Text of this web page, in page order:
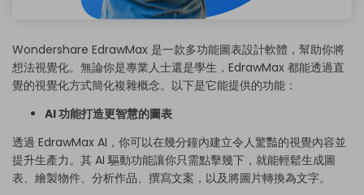
Wondershare EdrawMax 是一款多功能圖表設計軟體，幫助你將
想法視覺化。無論你是專業人士還是學生，EdrawMax 都能透過直
覺的視覺化方式簡化複雜概念。以下是它能提供的功能：
AI 功能打造更智慧的圖表
透過 EdrawMax AI，你可以在幾分鐘內建立令人驚豔的視覺內容並
提升生產力。其 AI 驅動功能讓你只需點擊幾下，就能輕鬆生成圖
表、繪製物件、分析作品、撰寫文案，以及將圖片轉換為文字。